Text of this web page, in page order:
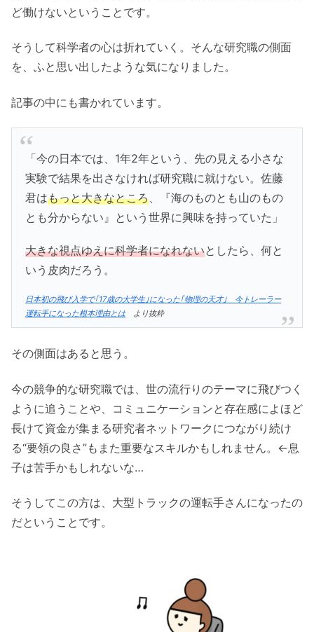
ど働けないということです。
そうして科学者の心は折れていく。そんな研究職の側面
を、ふと思い出したような気になりました。
記事の中にも書かれています。
「今の日本では、1年2年という、先の見える小さな
実験で結果を出さなければ研究職に就けない。佐藤
君はもっと大きなところ、『海のものとも山のもの
とも分からない』という世界に興味を持っていた」
大きな視点ゆえに科学者になれないとしたら、何と
いう皮肉だろう。
日本初の飛び入学で｢17歳の大学生｣になった｢物理の天才｣ 今トレーラー
運転手になった根本理由とはより抜粋
その側面はあると思う。
今の競争的な研究職では、世の流行りのテーマに飛びつく
ように追うことや、コミュニケーションと存在感によほど
長けて資金が集まる研究者ネットワークにつながり続け
る“要領の良さ”もまた重要なスキルかもしれません。←息
子は苦手かもしれないな…
そうしてこの方は、大型トラックの運転手さんになったの
だということです。